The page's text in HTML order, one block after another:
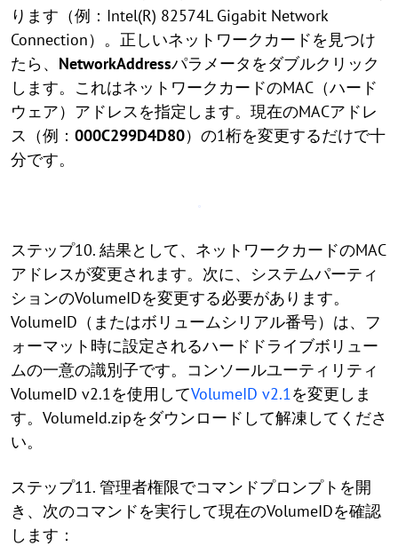
ります（例：Intel(R) 82574L Gigabit Network
Connection）。正しいネットワークカードを見つけ
たら、 NetworkAddressパラメータをダブルクリック
します。これはネットワークカードのMAC（ハード
ウェア）アドレスを指定します。現在のMACアドレ
ス（例： 000C299D4D80）の1桁を変更するだけで十
分です。
ステップ10. 結果として、ネットワークカードのMAC
アドレスが変更されます。次に、システムパーティ
ションのVolumeIDを変更する必要があります。
VolumeID（またはボリュームシリアル番号）は、フ
ォーマット時に設定されるハードドライブボリュー
ムの一意の識別子です。コンソールユーティリティ
VolumeID v2.1を使用してVolumeID v2.1を変更しま
す。VolumeId.zipをダウンロードして解凍してくださ
い。
ステップ11. 管理者権限でコマンドプロンプトを開
き、次のコマンドを実行して現在のVolumeIDを確認
します：